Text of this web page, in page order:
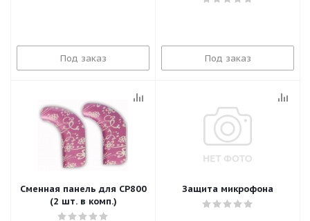
Под заказ Под заказ
Сменная панель для CP800
(2 шт. в комп.)
Защита микрофона